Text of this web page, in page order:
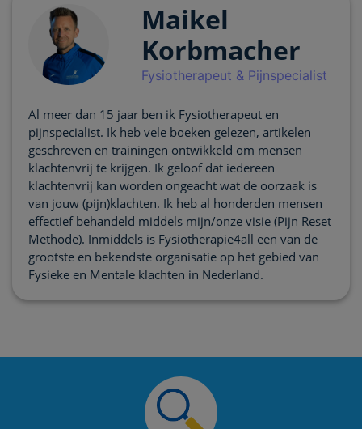
Maikel
Korbmacher
Fysiotherapeut & Pijnspecialist
Al meer dan 15 jaar ben ik Fysiotherapeut en
pijnspecialist. Ik heb vele boeken gelezen, artikelen
geschreven en trainingen ontwikkeld om mensen
klachtenvrij te krijgen. Ik geloof dat iedereen
klachtenvrij kan worden ongeacht wat de oorzaak is
van jouw (pijn)klachten. Ik heb al honderden mensen
effectief behandeld middels mijn/onze visie (Pijn Reset
Methode). Inmiddels is Fysiotherapie4all een van de
grootste en bekendste organisatie op het gebied van
Fysieke en Mentale klachten in Nederland.